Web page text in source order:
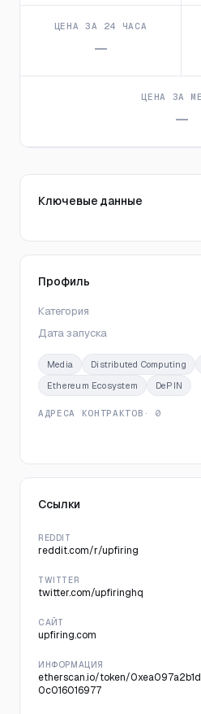
ЦЕНА ЗА 24 ЧАСА
—
ЦЕНА ЗА
—
Ключевые данные
Профиль
Категория
Дата запуска
Media Distributed Computing
Ethereum Ecosystem
DePIN
АДРЕСА КОНТРАКТОВ · 0
Ссылки
REDDIT
reddit.com/r/upfiring
TWITTER
twitter.com/upfiringhq
САЙТ
upfiring.com
ИНФОРМАЦИЯ
etherscan.io/token/
0c016016977